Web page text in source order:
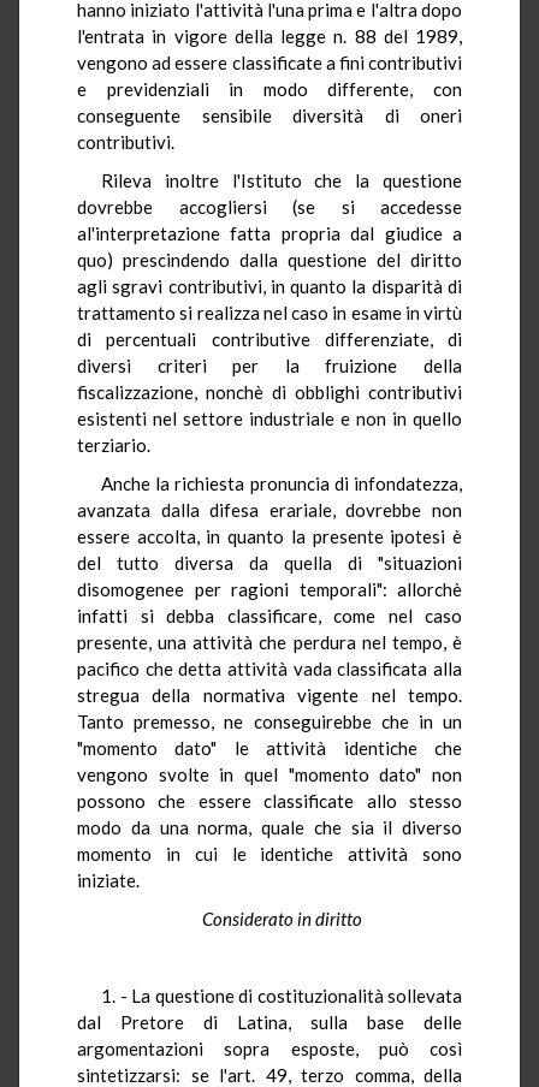
hanno iniziato l'attività l'una prima e l'altra dopo
l'entrata in vigore della legge n. 88 del 1989,
vengono ad essere classificate a fini contributivi
e previdenziali in modo differente, con
conseguente sensibile diversità di oneri
contributivi.
Rileva inoltre l'Istituto che la questione
dovrebbe accogliersi (se si accedesse
al'interpretazione fatta propria dal giudice a
quo) prescindendo dalla questione del diritto
agli sgravi contributivi, in quanto la disparità di
trattamento si realizza nel caso in esame in virtù
di percentuali contributive differenziate, di
diversi criteri per la fruizione della
fiscalizzazione, nonchè di obblighi contributivi
esistenti nel settore industriale e non in quello
terziario.
Anche la richiesta pronuncia di infondatezza,
avanzata dalla difesa erariale, dovrebbe non
essere accolta, in quanto la presente ipotesi è
del tutto diversa da quella di "situazioni
disomogenee per ragioni temporali": allorchè
infatti si debba classificare, come nel caso
presente, una attività che perdura nel tempo, è
pacifico che detta attività vada classificata alla
stregua della normativa vigente nel tempo.
Tanto premesso, ne conseguirebbe che in un
"momento dato" le attività identiche che
vengono svolte in quel "momento dato" non
possono che essere classificate allo stesso
modo da una norma, quale che sia il diverso
momento in cui le identiche attività sono
iniziate.
Considerato in diritto
1. - La questione di costituzionalità sollevata
dal Pretore di Latina, sulla base delle
argomentazioni sopra esposte, può così
sintetizzarsi: se l'art. 49, terzo comma, della